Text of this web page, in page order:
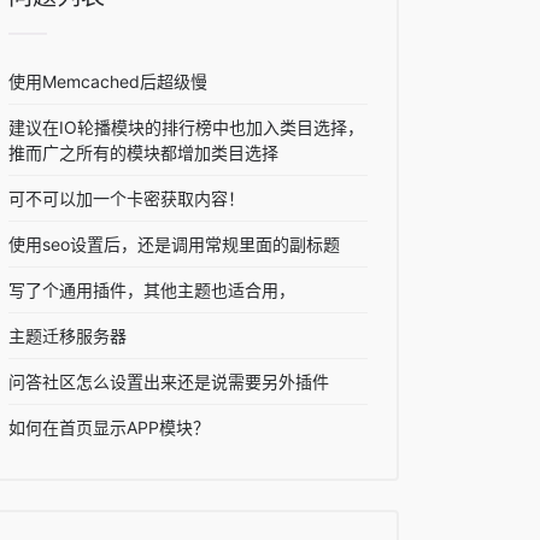
使用Memcached后超级慢
建议在IO轮播模块的排行榜中也加入类目选择，
推而广之所有的模块都增加类目选择
可不可以加一个卡密获取内容！
使用seo设置后，还是调用常规里面的副标题
写了个通用插件，其他主题也适合用，
主题迁移服务器
问答社区怎么设置出来还是说需要另外插件
如何在首页显示APP模块？